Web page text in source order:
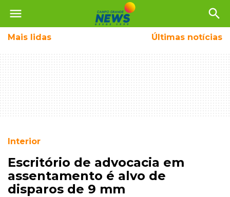
menu search
Mais lidas Últimas notícias
Interior
Escritório de advocacia em
assentamento é alvo de
disparos de 9 mm